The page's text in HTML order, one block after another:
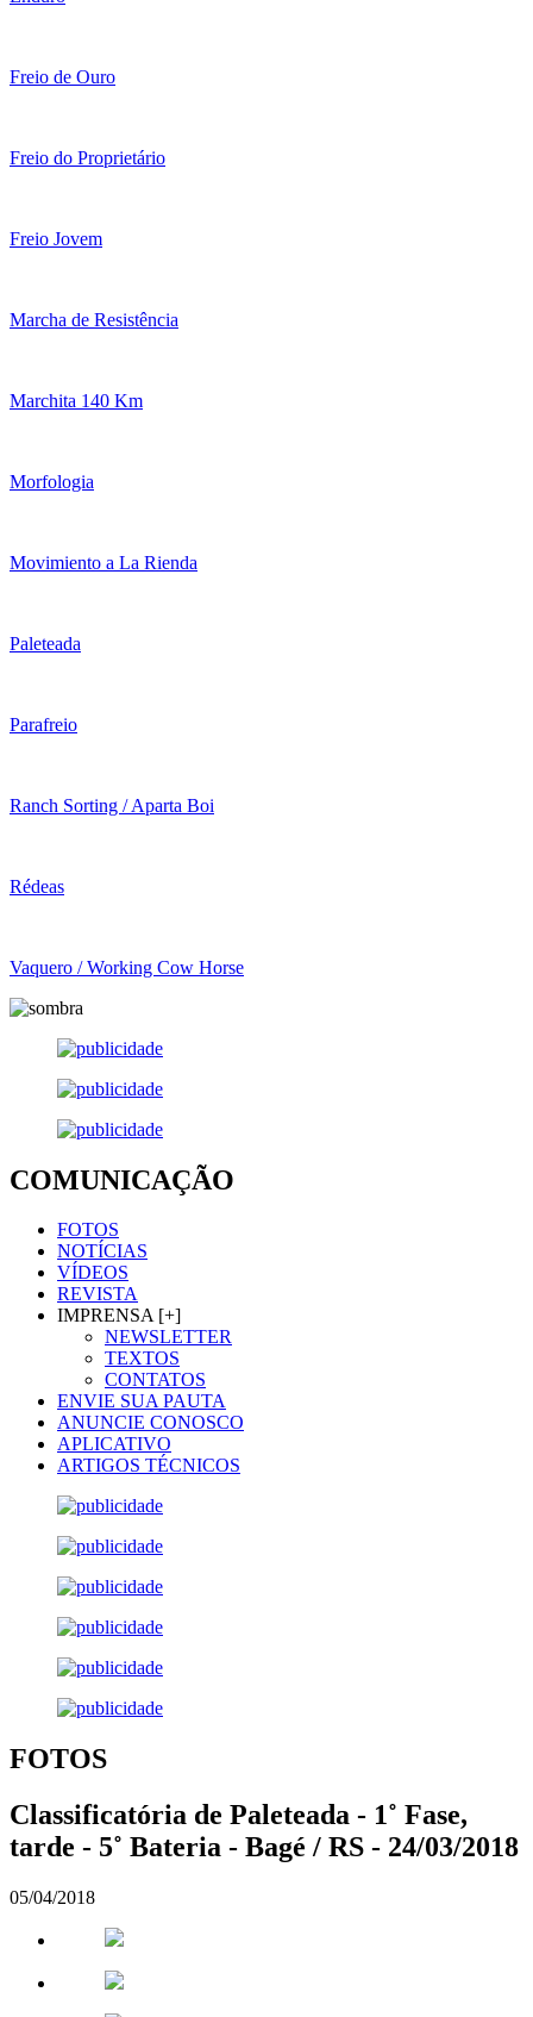
Freio de Ouro
Freio do Proprietário
Freio Jovem
Marcha de Resistência
Marchita 140 Km
Morfologia
Movimiento a La Rienda
Paleteada
Parafreio
Ranch Sorting / Aparta Boi
Rédeas
Vaquero / Working Cow Horse
COMUNICAÇÃO
FOTOS
NOTÍCIAS
VÍDEOS
REVISTA
IMPRENSA [+]
NEWSLETTER
TEXTOS
CONTATOS
ENVIE SUA PAUTA
ANUNCIE CONOSCO
APLICATIVO
ARTIGOS TÉCNICOS
FOTOS
Classificatória de Paleteada - 1˚ Fase,
tarde - 5˚ Bateria - Bagé / RS - 24/03/2018
05/04/2018